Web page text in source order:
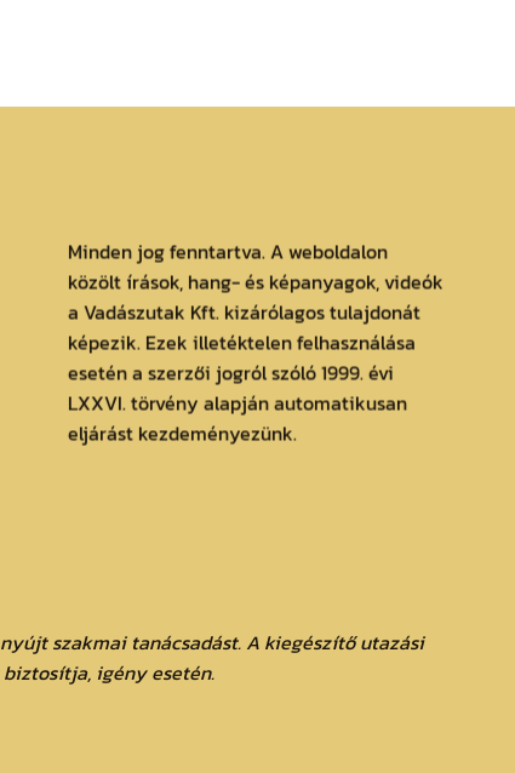
Minden jog fenntartva. A weboldalon
közölt írások, hang- és képanyagok, videók
a Vadászutak Kft. kizárólagos tulajdonát
képezik. Ezek illetéktelen felhasználása
esetén a szerzői jogról szóló 1999. évi
LXXVI. törvény alapján automatikusan
eljárást kezdeményezünk.
szakmai tanácsadást. A kiegészítő utazási
igény esetén.